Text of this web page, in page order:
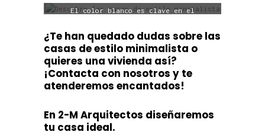
El color blanco es clave en el
¿Te han quedado dudas sobre las
casas de estilo minimalista o
quieres una vivienda así?
¡Contacta con nosotros y te
atenderemos encantados!
En 2-M Arquitectos diseñaremos
tu casa ideal.